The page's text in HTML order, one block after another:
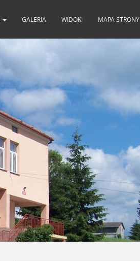
GALERIA WIDOKI MAPA STRONY